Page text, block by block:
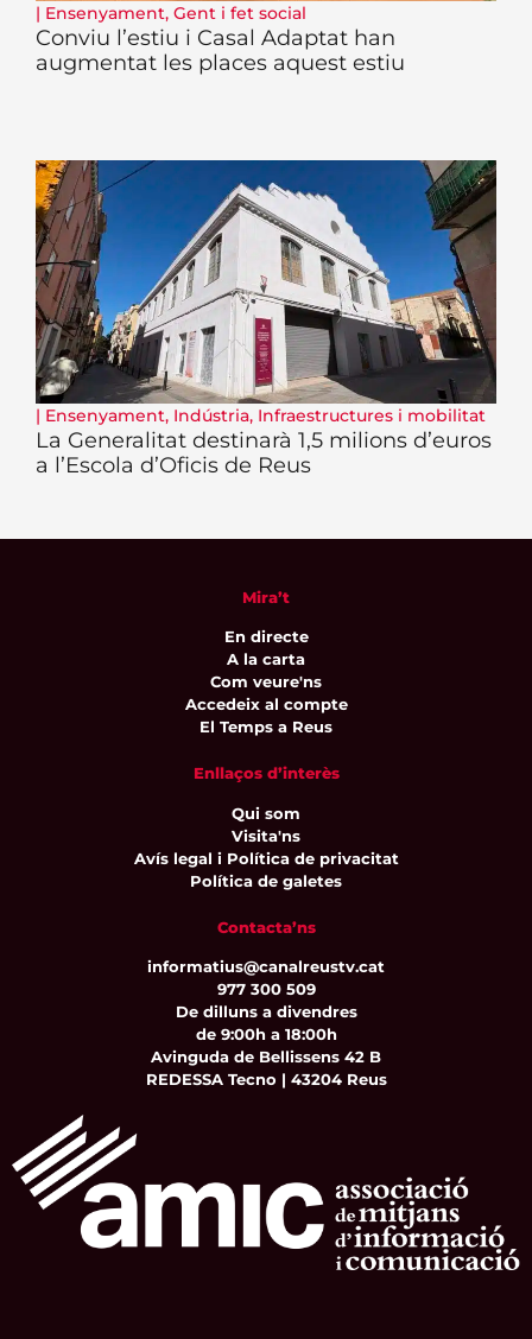
| Ensenyament, Gent i fet social
Conviu l’estiu i Casal Adaptat han
augmentat les places aquest estiu
| Ensenyament, Indústria, Infraestructures i mobilitat
La Generalitat destinarà 1,5 milions d’euros
a l’Escola d’Oficis de Reus
Mira’t
En directe
A la carta
Com veure'ns
Accedeix al compte
El Temps a Reus
Enllaços d’interès
Qui som
Visita'ns
Avís legal i Política de privacitat
Política de galetes
Contacta’ns
informatius@canalreustv.cat
977 300 509
De dilluns a divendres
de 9:00h a 18:00h
Avinguda de Bellissens 42 B
REDESSA Tecno | 43204 Reus